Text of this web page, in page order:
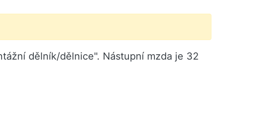
dělník/dělnice". Nástupní mzda je 32